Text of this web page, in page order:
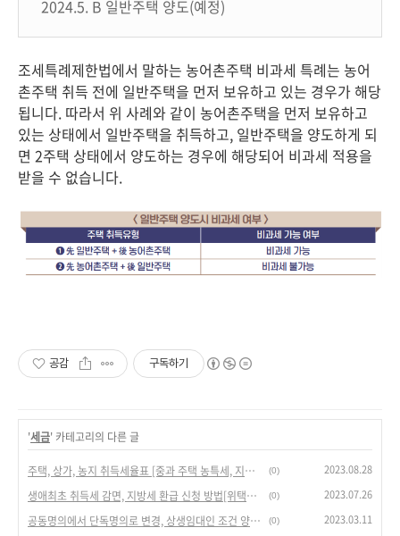
2024.5. B 일반주택 양도(예정)
조세특례제한법에서 말하는 농어촌주택 비과세 특례는 농어
촌주택 취득 전에 일반주택을 먼저 보유하고 있는 경우가 해당
됩니다. 따라서 위 사례와 같이 농어촌주택을 먼저 보유하고
있는 상태에서 일반주택을 취득하고, 일반주택을 양도하게 되
면 2주택 상태에서 양도하는 경우에 해당되어 비과세 적용을
받을 수 없습니다.
공감 구독하기
'세금' 카테고리의 다른 글
주택, 상가, 농지 취득세율표 [중과 주택 농특세, 지방교육세 합산 세율] (0) 2023.08.28
생애최초 취득세 감면, 지방세 환급 신청 방법[위택스, 이택스] (0) 2023.07.26
공동명의에서 단독명의로 변경, 상생임대인 조건 양도세 비과세 해당 여부[vs 혼인으로 인한 증여] (0) 2023.03.11